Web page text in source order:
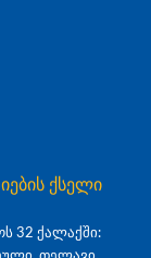
ქსელი
32 ქალაქში: